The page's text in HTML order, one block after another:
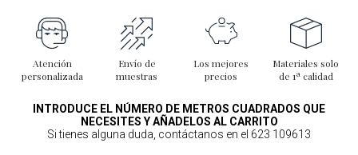
Atención
personalizada
Envío de
muestras
Los mejores
precios
Materiales solo
de 1ª calidad
INTRODUCE EL NÚMERO DE METROS CUADRADOS QUE
NECESITES Y AÑADELOS AL CARRITO
Si tienes alguna duda, contáctanos en el 623 109613